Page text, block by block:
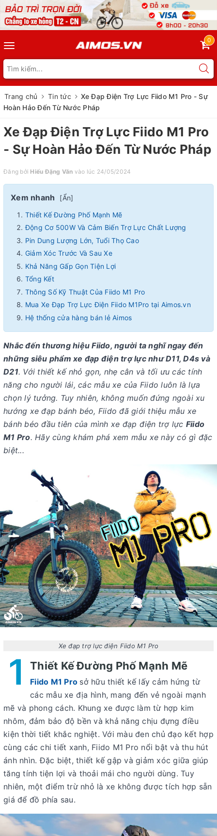
Toggle
navigation
0
Trang chủ Tin tức
Xe Đạp Điện Trợ Lực Fiido M1 Pro - Sự
Hoàn Hảo Đến Từ Nước Pháp
Xe Đạp Điện Trợ Lực Fiido M1 Pro
- Sự Hoàn Hảo Đến Từ Nước Pháp
Đăng bởi Hiếu Đặng Văn vào lúc 24/05/2024
Xem nhanh [Ẩn]
Thiết Kế Đường Phố Mạnh Mẽ
Động Cơ 500W Và Cảm Biến Trợ Lực Chất Lượng
Pin Dung Lượng Lớn, Tuổi Thọ Cao
Giảm Xóc Trước Và Sau Xe
Khả Năng Gấp Gọn Tiện Lợi
Tổng Kết
Thông Số Kỹ Thuật Của Fiido M1 Pro
Mua Xe Đạp Trợ Lực Điện Fiido M1Pro tại Aimos.vn
Hệ thống cửa hàng bán lẻ Aimos
Nhắc đến thương hiệu Fiido, người ta nghĩ ngay đến
những siêu phẩm xe đạp điện trợ lực như D11, D4s và
D21. Với thiết kế nhỏ gọn, nhẹ cân và tối ưu các tính
năng cho người lái, các mẫu xe của Fiido luôn là lựa
chọn lý tưởng. Tuy nhiên, không muốn đứng ngoài xu
hướng xe đạp bánh béo, Fiido đã giới thiệu mẫu xe
bánh béo đầu tiên của mình xe đạp điện trợ lực Fiido
M1 Pro. Hãy cùng khám phá xem mẫu xe này có gì đặc
biệt...
Xe đạp trợ lực điện Fiido M1 Pro
1 Thiết Kế Đường Phố Mạnh Mẽ
Fiido M1 Pro sở hữu thiết kế lấy cảm hứng từ
các mẫu xe địa hình, mang đến vẻ ngoài mạnh
mẽ và phong cách. Khung xe được làm từ hợp kim
nhôm, đảm bảo độ bền và khả năng chịu đựng điều
kiện thời tiết khắc nghiệt. Với màu đen chủ đạo kết hợp
cùng các chi tiết xanh, Fiido M1 Pro nổi bật và thu hút
ánh nhìn. Đặc biệt, thiết kế gập và giảm xóc giữa giúp
tăng tính tiện lợi và thoải mái cho người dùng. Tuy
nhiên, một điểm trừ nhỏ là xe không được tích hợp sẵn
giá để đồ phía sau.